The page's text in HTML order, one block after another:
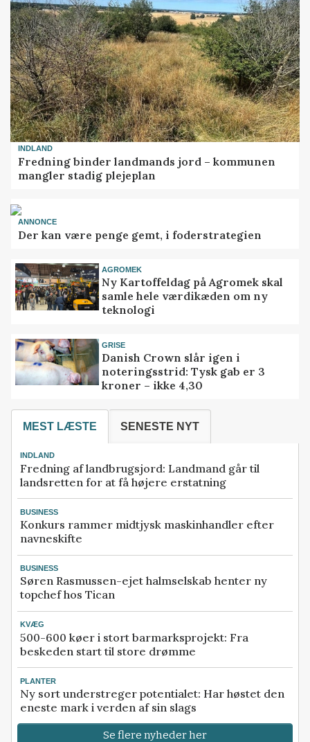
INDLAND
Fredning binder landmands jord – kommunen
mangler stadig plejeplan
ANNONCE
Der kan være penge gemt, i foderstrategien
AGROMEK
Ny Kartoffeldag på Agromek skal
samle hele værdikæden om ny
teknologi
GRISE
Danish Crown slår igen i
noteringsstrid: Tysk gab er 3
kroner – ikke 4,30
MEST LÆSTE SENESTE NYT
INDLAND
Fredning af landbrugsjord: Landmand går til
landsretten for at få højere erstatning
BUSINESS
Konkurs rammer midtjysk maskinhandler efter
navneskifte
BUSINESS
Søren Rasmussen-ejet halmselskab henter ny
topchef hos Tican
KVÆG
500-600 køer i stort barmarksprojekt: Fra
beskeden start til store drømme
PLANTER
Ny sort understreger potentialet: Har høstet den
eneste mark i verden af sin slags
Se flere nyheder her